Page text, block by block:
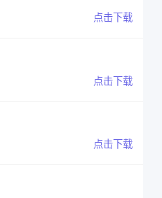
点击下载
点击下载
点击下载